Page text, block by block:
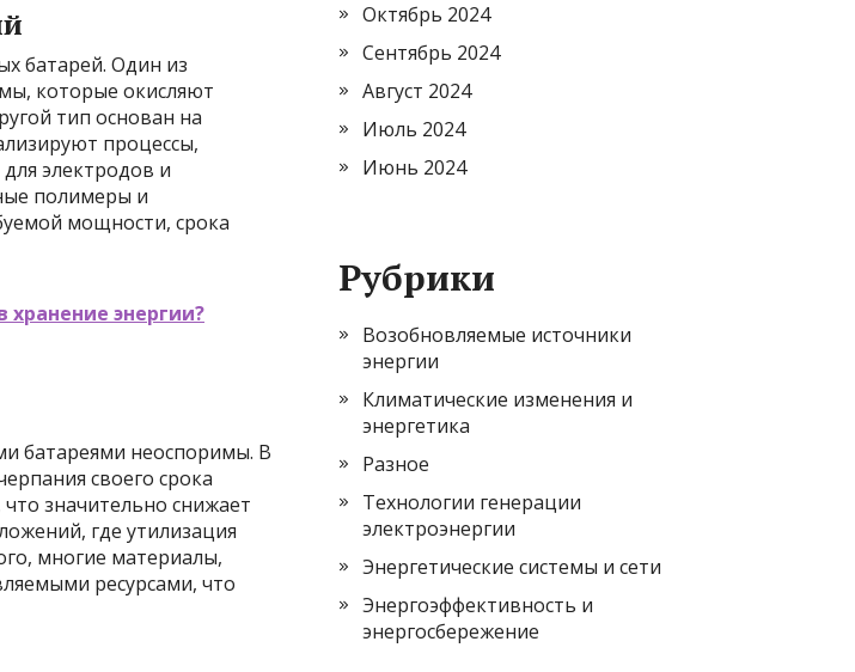
батарей. Один из
которые окисляют
тип основан на
процессы,
электродов и
полимеры и
мощности, срока
энергии?
батареями неоспоримы. В
своего срока
значительно снижает
где утилизация
многие материалы,
ресурсами, что
Октябрь 2024
Сентябрь 2024
Август 2024
Июль 2024
Июнь 2024
Рубрики
Возобновляемые источники
энергии
Климатические изменения и
энергетика
Разное
Технологии генерации
электроэнергии
Энергетические системы и сети
Энергоэффективность и
энергосбережение